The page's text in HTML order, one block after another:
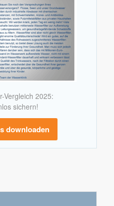
Vergleich 2025:
sichern!
downloaden